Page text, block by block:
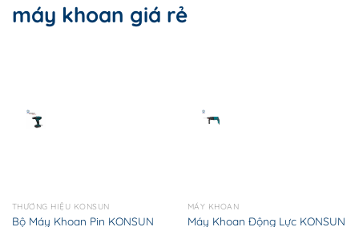
máy khoan giá rẻ
THƯƠNG HIỆU KONSUN
Bộ Máy Khoan Pin KONSUN
MÁY KHOAN
Máy Khoan Động Lực KONSUN